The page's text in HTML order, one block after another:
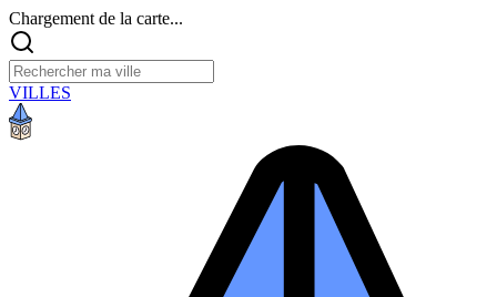
Chargement de la carte...
VILLES